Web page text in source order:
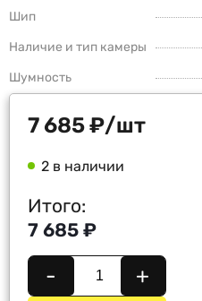
Шип
Наличие и тип камеры
Шумность
7 685₽/шт
2 в наличии
Итого:
7 685 ₽
- +